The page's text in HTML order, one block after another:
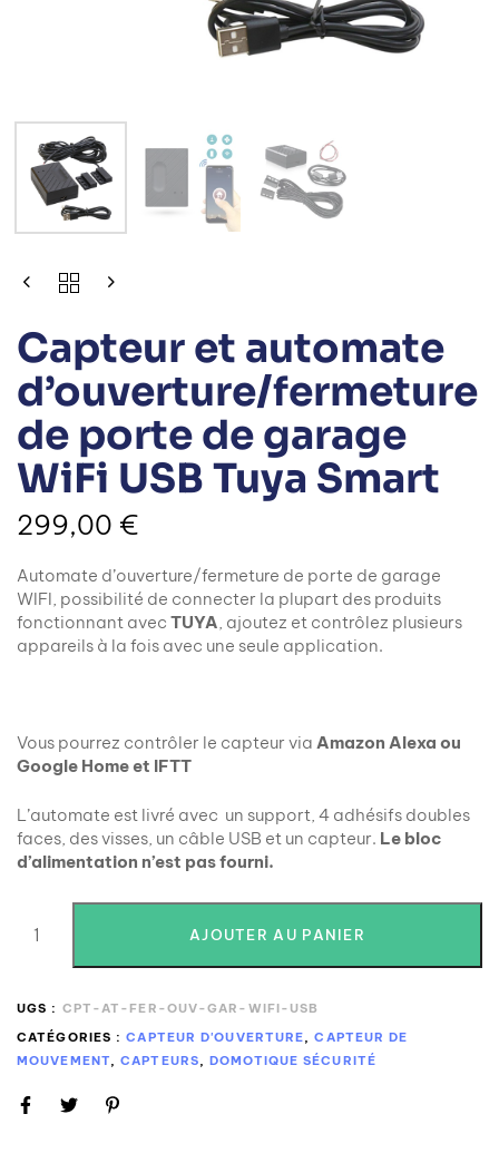
Capteur et automate
d’ouverture/fermeture
de porte de garage
WiFi USB Tuya Smart
299,00 €
Automate d’ouverture/fermeture de porte de garage
WIFI, possibilité de connecter la plupart des produits
fonctionnant avec TUYA, ajoutez et contrôlez plusieurs
appareils à la fois avec une seule application.
Vous pourrez contrôler le capteur via Amazon Alexa ou
Google Home et IFTT
L’automate est livré avec un support, 4 adhésifs doubles
faces, des visses, un câble USB et un capteur. Le bloc
d’alimentation n’est pas fourni.
AJOUTER AU PANIER
UGS : CPT-AT-FER-OUV-GAR-WIFI-USB
CATÉGORIES :CAPTEUR D'OUVERTURE,CAPTEUR DE
MOUVEMENT,CAPTEURS,DOMOTIQUE SÉCURITÉ